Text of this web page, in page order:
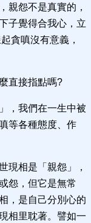
親怨不是真實的，
子覺得合我心，立
貪嗔沒有意義，
直接指點嗎?
，我們在一生中被
等各種態度、作
現相是「親怨」，
怨，但它是無常
，是自己分別心的
相里耽著。譬如一